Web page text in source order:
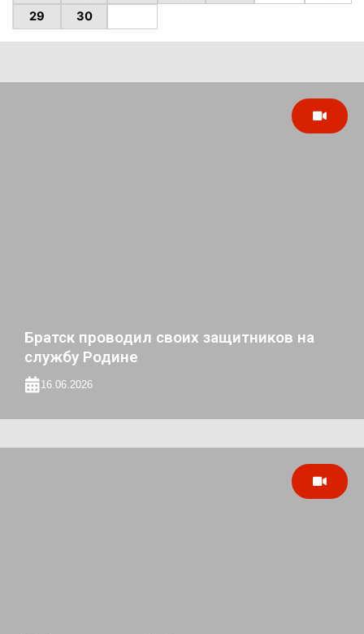
29
30
Братск проводил своих защитников на
службу Родине
16.06.2026